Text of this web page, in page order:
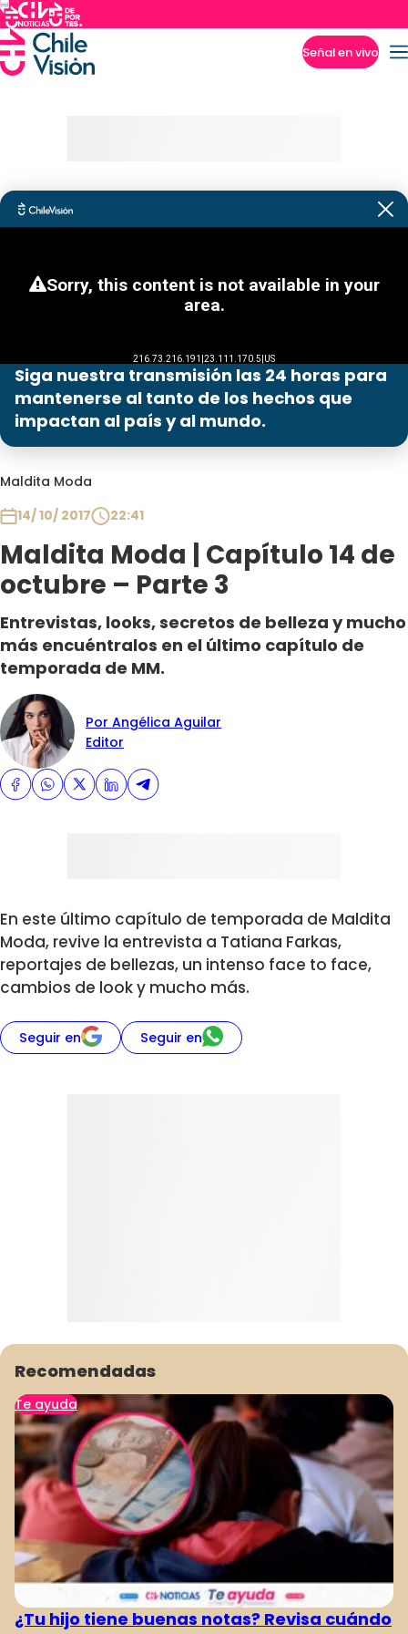
Señal en vivo
Siga nuestra transmisión las 24 horas para
mantenerse al tanto de los hechos que
impactan al país y al mundo.
Maldita Moda
14/ 10/ 2017
22:41
Maldita Moda | Capítulo 14 de
octubre – Parte 3
Entrevistas, looks, secretos de belleza y mucho
más encuéntralos en el último capítulo de
temporada de MM.
Por Angélica Aguilar
Editor
En este último capítulo de temporada de Maldita
Moda, revive la entrevista a Tatiana Farkas,
reportajes de bellezas, un intenso face to face,
cambios de look y mucho más.
Seguir en Seguir en
Recomendadas
Te ayuda
¿Tu hijo tiene buenas notas? Revisa cuándo
Programas
Contigo en Directo
Plan Perfecto
El Tiempo
Sabingo
Todos Los Programas